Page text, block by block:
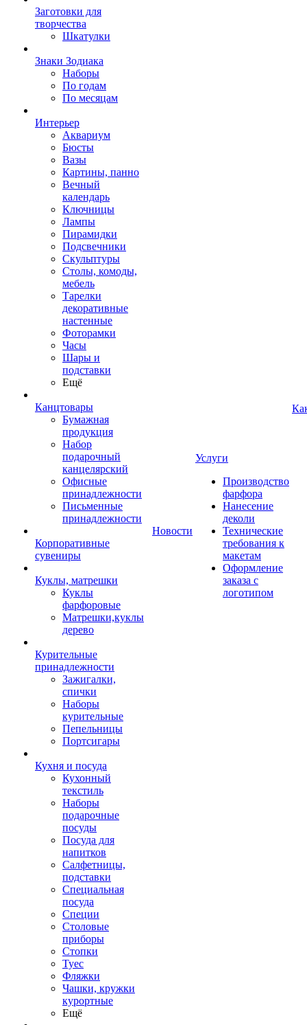
Заготовки для
творчества
Шкатулки
Знаки Зодиака
Наборы
По годам
По месяцам
Интерьер
Аквариум
Бюсты
Вазы
Картины, панно
Вечный
календарь
Ключницы
Лампы
Пирамидки
Подсвечники
Скульптуры
Столы, комоды,
мебель
Тарелки
декоративные
настенные
Фоторамки
Часы
Шары и
подставки
Ещё
Канцтовары
Бумажная
продукция
Набор
подарочный
канцелярский
Офисные
принадлежности
Письменные
принадлежности
Корпоративные
сувениры
Куклы, матрешки
Куклы
фарфоровые
Матрешки,куклы
дерево
Курительные
принадлежности
Зажигалки,
спички
Наборы
курительные
Пепельницы
Портсигары
Кухня и посуда
Кухонный
текстиль
Наборы
подарочные
посуды
Посуда для
напитков
Салфетницы,
подставки
Специальная
посуда
Специи
Столовые
приборы
Стопки
Туес
Фляжки
Чашки, кружки
курортные
Ещё
Новости
Услуги
Производство
фарфора
Нанесение
деколи
Технические
требования к
макетам
Оформление
заказа с
логотипом